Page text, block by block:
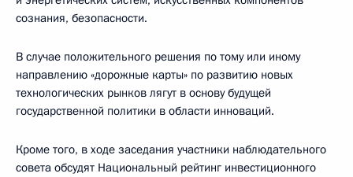
сознания, безопасности.
В случае положительного решения по тому или иному
направлению «дорожные карты» по развитию новых
технологических рынков лягут в основу будущей
государственной политики в области инноваций.
Кроме того, в ходе заседания участники наблюдательного
совета обсудят Национальный рейтинг инвестиционного